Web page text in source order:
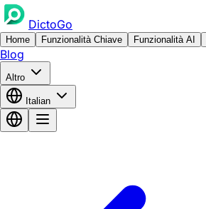
DictoGo
Home Funzionalità Chiave Funzionalità AI
Blog
Altro
Italian